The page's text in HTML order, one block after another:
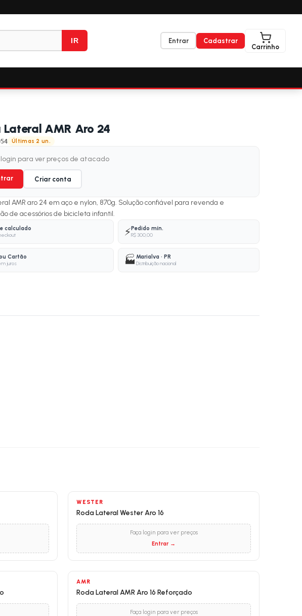
IR Entrar
Cadastrar
Carrinho
Lateral AMR Aro 24
Últimas 2 un.
login para ver preços de atacado
Criar conta
AMR aro 24 em aço e nylon, 870g. Solução confiável para revenda e
de acessórios de bicicleta infantil.
calculado
⚡Pedido mín.
R$ 300,00
Cartão
juros
🏭 Marialva · PR
Distribuição nacional
WESTER
Roda Lateral Wester Aro 16
Faça login para ver preços
Entrar →
AMR
Roda Lateral AMR Aro 16 Reforçado
Faça login para ver preços